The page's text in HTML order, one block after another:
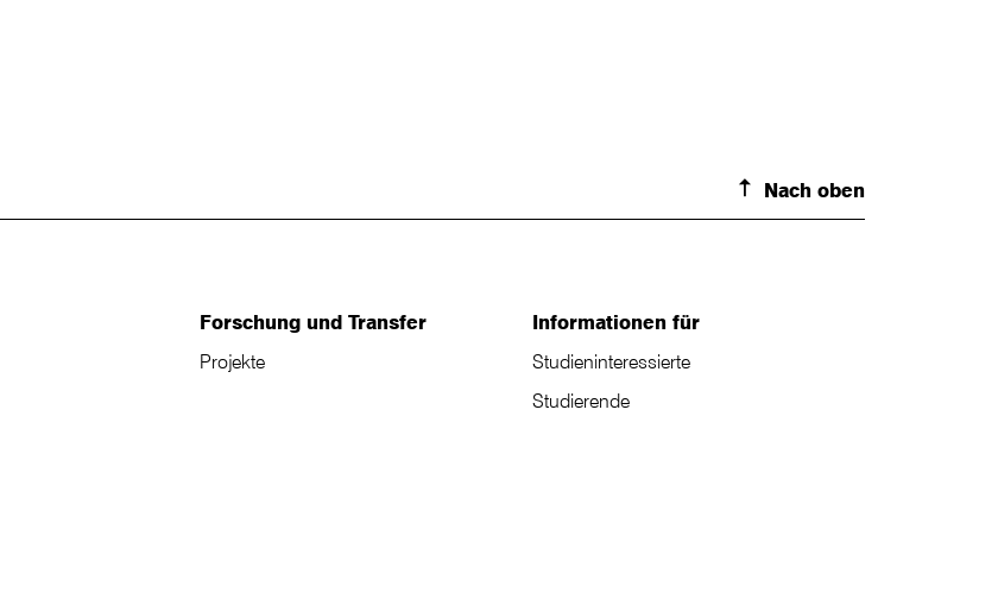
Nach oben
Forschung und Transfer
Projekte
Informationen für
Studieninteressierte
Studierende